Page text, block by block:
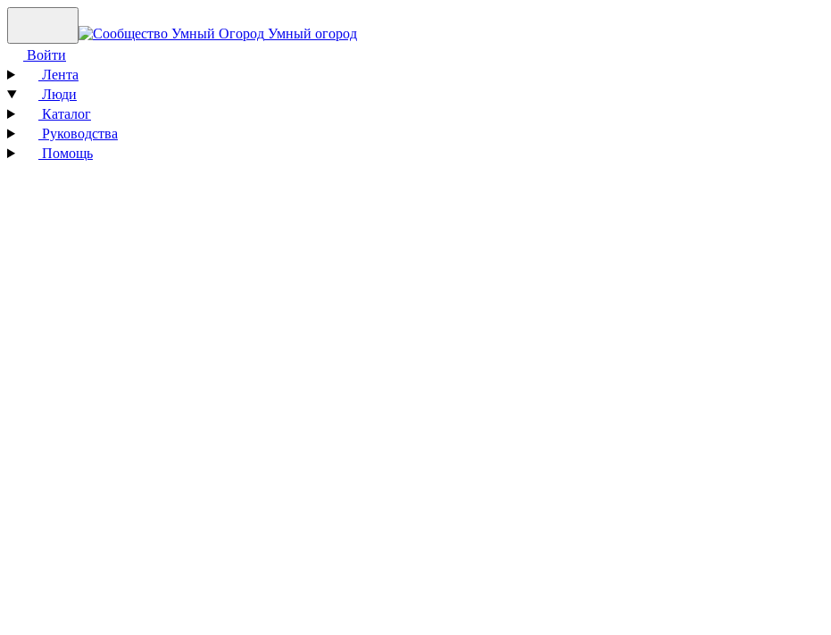
Умный огород
Войти
Лента
Люди
Каталог
Руководства
Помощь